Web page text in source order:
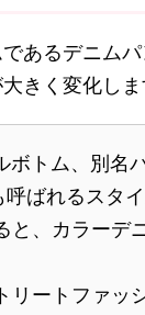
あるデニム
きく変化しま
ボトム、別名
ばれるスタ
と、カラーデ
リートファッ